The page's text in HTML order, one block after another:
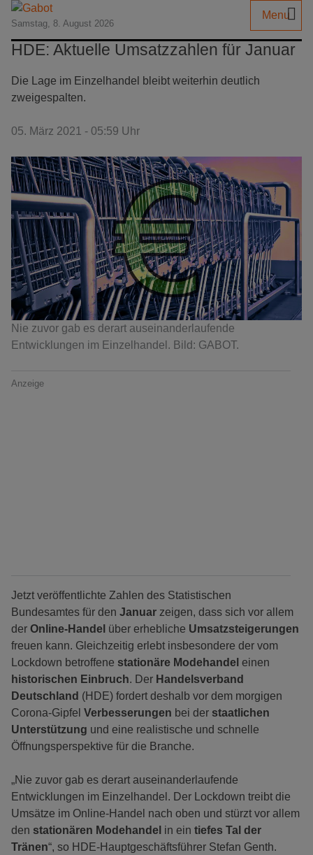
Samstag, 8. August 2026
Menu
HDE: Aktuelle Umsatzzahlen für Januar
Die Lage im Einzelhandel bleibt weiterhin deutlich
zweigespalten.
05. März 2021 - 05:59 Uhr
Nie zuvor gab es derart auseinanderlaufende
Entwicklungen im Einzelhandel. Bild: GABOT.
Anzeige
Jetzt veröffentlichte Zahlen des Statistischen
Bundesamtes für den Januar zeigen, dass sich vor allem
der Online-Handel über erhebliche Umsatzsteigerungen
freuen kann. Gleichzeitig erlebt insbesondere der vom
Lockdown betroffene stationäre Modehandel einen
historischen Einbruch. Der Handelsverband
Deutschland (HDE) fordert deshalb vor dem morgigen
Corona-Gipfel Verbesserungen bei der staatlichen
Unterstützung und eine realistische und schnelle
Öffnungsperspektive für die Branche.
„Nie zuvor gab es derart auseinanderlaufende
Entwicklungen im Einzelhandel. Der Lockdown treibt die
Umsätze im Online-Handel nach oben und stürzt vor allem
den stationären Modehandel in ein tiefes Tal der
Tränen“, so HDE-Hauptgeschäftsführer Stefan Genth.